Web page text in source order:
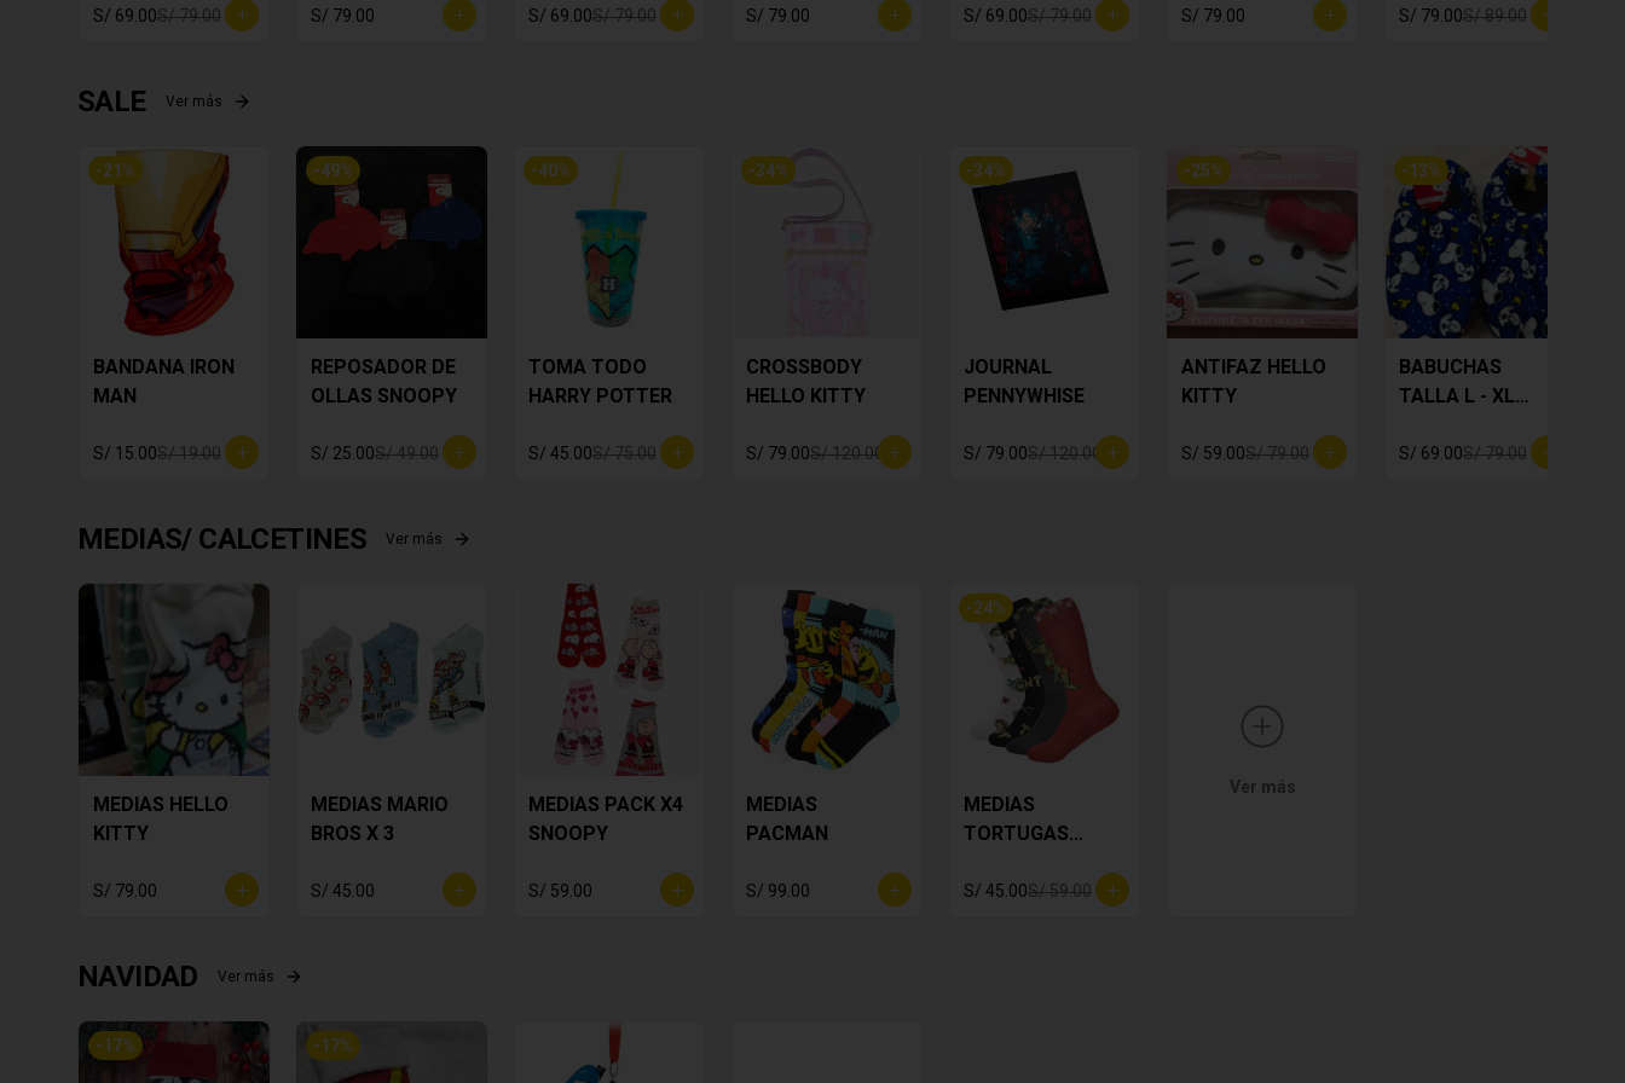
S/ 69.00S/ 79.00 S/ 79.00 S/ 69.00S/ 79.00 S/ 79.00 S/ 69.00S/ 79.00 S/ 79.00 S/ 79.00S/ 89.00
SALE Ver más
-21 %
BANDANA IRON
MAN
S/ 15.00S/ 19.00
-49%
REPOSADOR DE
OLLAS SNOOPY
S/ 25.00S/ 49.00
-40%
TOMA TODO
HARRY POTTER
S/ 45.00S/ 75.00
-34%
CROSSBODY
HELLO KITTY
S/ 79.00S/ 120.00
-34%
JOURNAL
PENNYWHISE
S/ 79.00S/ 120.00
-25%
ANTIFAZ HELLO
KITTY
S/ 59.00S/ 79.00
-13%
BABUCHAS
TALLA L - XL
S/ 69.00S/ 79.00
MEDIAS/ CALCETINES Ver más
MEDIAS HELLO
KITTY
S/ 79.00
MEDIAS MARIO
BROS X 3
S/ 45.00
MEDIAS PACK X4
SNOOPY
S/ 59.00
MEDIAS
PACMAN
S/ 99.00
-24%
MEDIAS
TORTUGAS
S/ 45.00S/ 59.00
Ver más
NAVIDAD Ver más
-17% -17%